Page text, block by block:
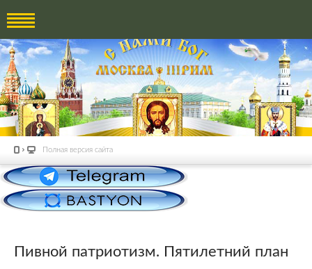
Полная версия сайта
Пивной патриотизм. Пятилетний план